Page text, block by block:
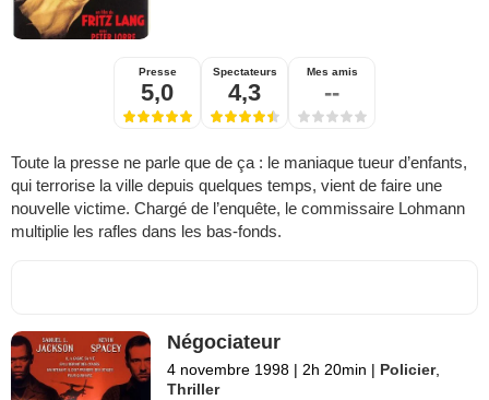
Presse
5,0
Spectateurs
4,3
Mes amis
--
Toute la presse ne parle que de ça : le maniaque tueur d’enfants,
qui terrorise la ville depuis quelques temps, vient de faire une
nouvelle victime. Chargé de l’enquête, le commissaire Lohmann
multiplie les rafles dans les bas-fonds.
Négociateur
4 novembre 1998 | 2h 20min | Policier,
Thriller